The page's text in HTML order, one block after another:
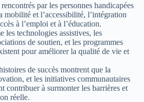
par les personnes handicapées
mobilité et l’accessibilité, l’intégration
à l’emploi et à l’éducation.
les technologies assistives, les
de soutien, et les programmes
pour améliorer la qualité de vie et
de succès montrent que la
et les initiatives communautaires
contribuer à surmonter les barrières et
réelle.